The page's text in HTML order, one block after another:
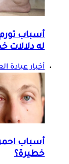
أسباب
له دلالات
أخبار عيادة
أسباب
خطيرة؟